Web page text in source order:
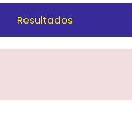
Resultados